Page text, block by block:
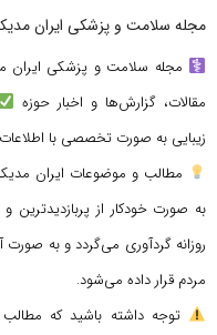
مجله سلامت و پزشکی ایران
مجله سلامت و پزشکی ایران
مقالات، گزارش‌ها و اخبار حوزه
زیبایی به صورت تخصصی با
مطالب و موضوعات ایران
به صورت خودکار از پربازدیدترین
روزانه گردآوری می‌گردد و به صورت
مردم قرار داده می‌شود.
توجه داشته باشید که